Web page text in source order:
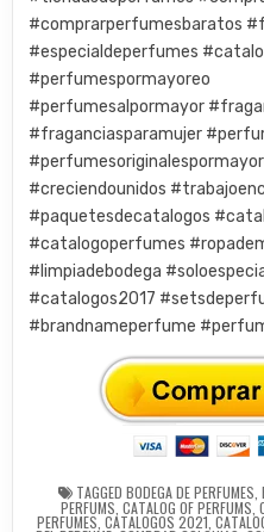
#comprarperfumesbaratos
#especialdeperfumes
#perfumespormayoreo
#perfumesalpormayor
#fraganciasparamujer
#creciendounidos
#paquetesdecatalogos
#catalogoperfumes
#limpiadebodega
#catalogos2017
#brandnameperfume
TAGGED BODEGA DE PERFUMES
PERFUMS CATALOG OF PERFUMS ,
PERFUMES CATALOGOS 2021